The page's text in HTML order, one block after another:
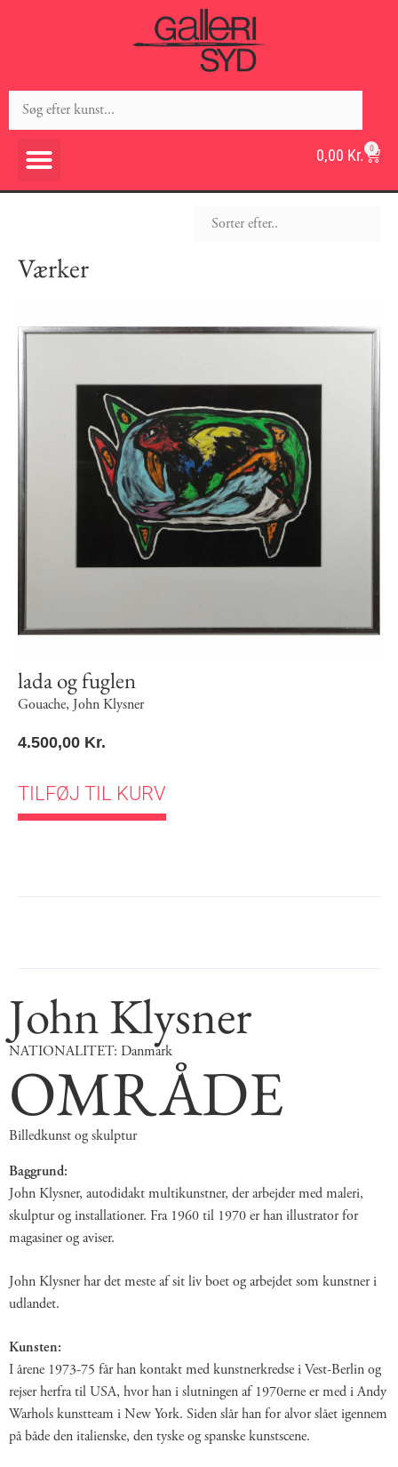
0,00 Kr. 0
Værker
lada og fuglen
Gouache, John Klysner
4.500,00 Kr.
TILFØJ TIL KURV
John Klysner
NATIONALITET: Danmark
OMRÅDE
Billedkunst og skulptur
Baggrund:
John Klysner, autodidakt multikunstner, der arbejder med maleri,
skulptur og installationer. Fra 1960 til 1970 er han illustrator for
magasiner og aviser.
John Klysner har det meste af sit liv boet og arbejdet som kunstner i
udlandet.
Kunsten:
I årene 1973-75 får han kontakt med kunstnerkredse i Vest-Berlin og
rejser herfra til USA, hvor han i slutningen af 1970erne er med i Andy
Warhols kunstteam i New York. Siden slår han for alvor slået igennem
på både den italienske, den tyske og spanske kunstscene.